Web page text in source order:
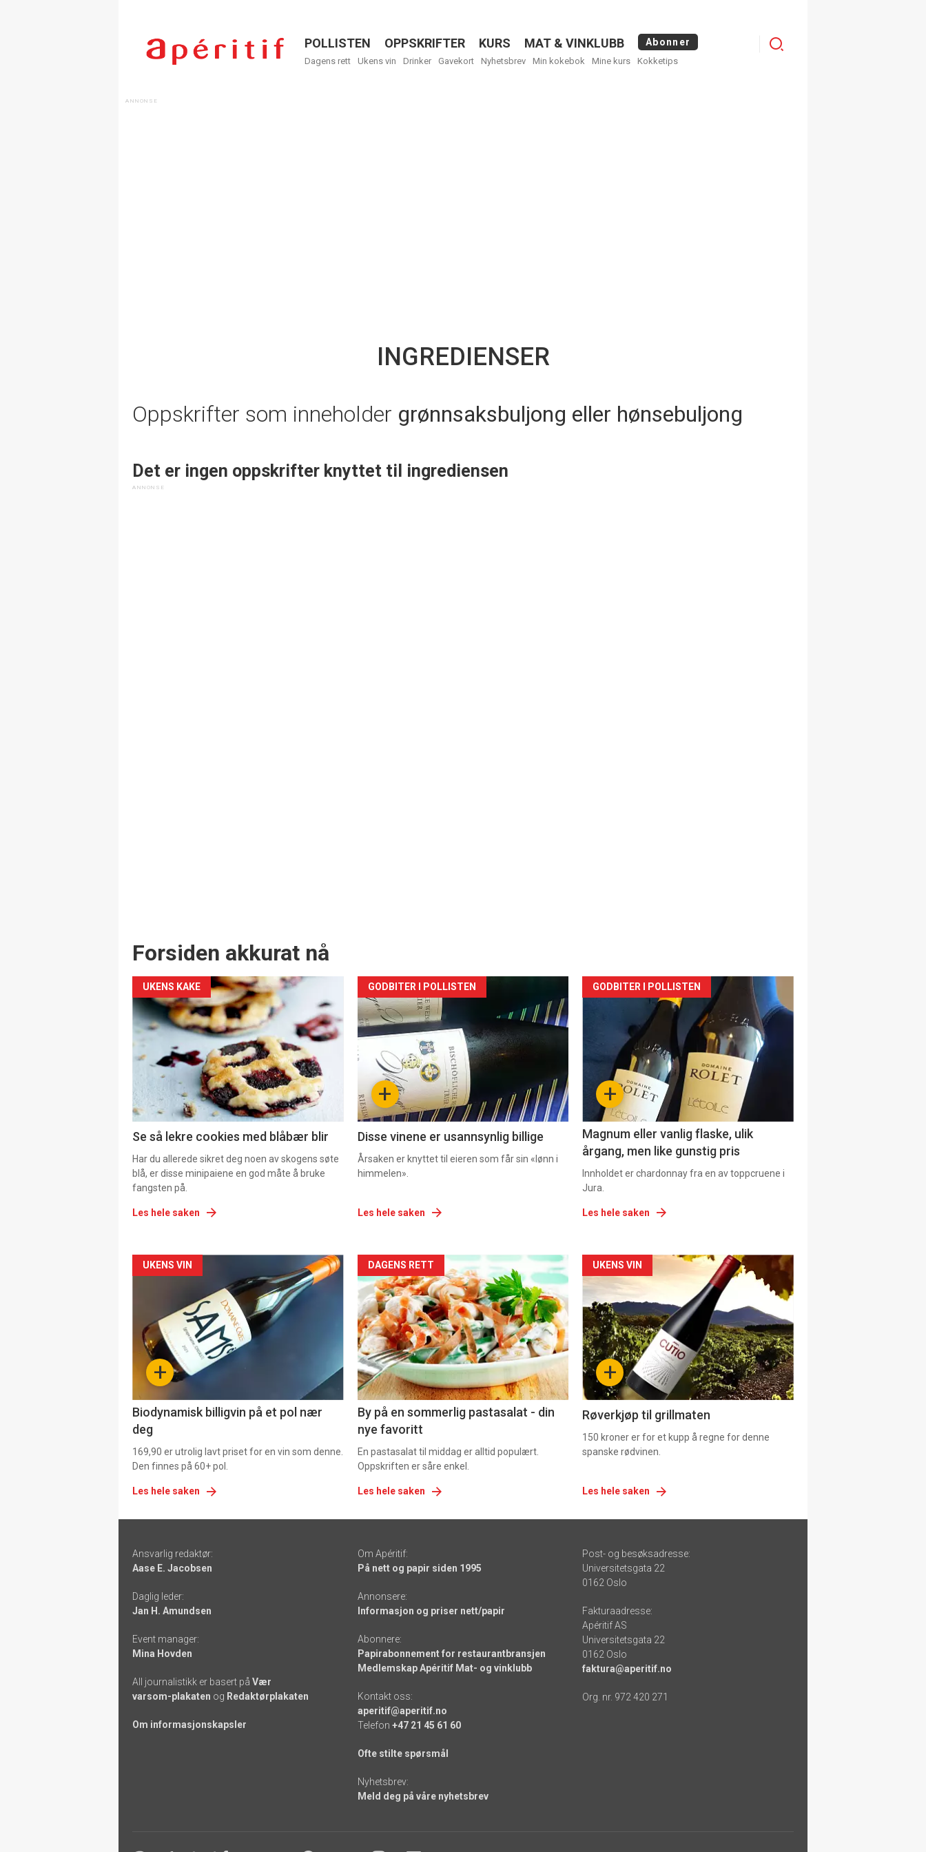
Menu
POLLISTEN OPPSKRIFTER KURS MAT & VINKLUBB Abonner
Dagens rett Ukens vin Drinker Gavekort Nyhetsbrev Min kokebok Mine kurs Kokketips
Logg
INGREDIENSER
Oppskrifter som inneholder grønnsaksbuljong eller hønsebuljong
Det er ingen oppskrifter knyttet til ingrediensen
Forsiden akkurat nå
UKENS KAKE
Se så lekre cookies med blåbær blir
Har du allerede sikret deg noen av skogens søte
blå, er disse minipaiene en god måte å bruke
fangsten på.
Les hele saken
Forsiden
akkurat
nå
2 +
GODBITER I POLLISTEN
Disse vinene er usannsynlig billige
Årsaken er knyttet til eieren som får sin «lønn i
himmelen».
Les hele saken
Forsiden
akkurat
nå
+
GODBITER I POLLISTEN
Magnum eller vanlig flaske, ulik
årgang, men like gunstig pris
Innholdet er chardonnay fra en av toppcruene i
Jura.
Les hele saken
Forsiden
akkurat
nå
-
+
UKENS VIN
Biodynamisk billigvin på et pol nær
deg
169,90 er utrolig lavt priset for en vin som denne.
Den finnes på 60+ pol.
Les hele saken
Forsiden
akkurat
nå
-
5
DAGENS RETT
By på en sommerlig pastasalat - din
nye favoritt
En pastasalat til middag er alltid populært.
Oppskriften er såre enkel.
Les hele saken
Forsiden
akkurat
nå
-
6 +
UKENS VIN
Røverkjøp til grillmaten
150 kroner er for et kupp å regne for denne
spanske rødvinen.
Les hele saken
-
links
Ansvarlig redaktør:
Aase E. Jacobsen
Daglig leder:
Jan H. Amundsen
Event manager:
Mina Hovden
All journalistikk er basert på Vær
varsom-plakaten og Redaktørplakaten
Om informasjonskapsler
Om Apéritif:
På nett og papir siden 1995
Annonsere:
Informasjon og priser nett/papir
Abonnere:
Papirabonnement for restaurantbransjen
Medlemskap Apéritif Mat- og vinklubb
Kontakt oss:
aperitif@aperitif.no
Telefon +47 21 45 61 60
Ofte stilte spørsmål
Nyhetsbrev:
Meld deg på våre nyhetsbrev
Post- og besøksadresse:
Universitetsgata 22
0162 Oslo
Fakturaadresse:
Apéritif AS
Universitetsgata 22
0162 Oslo
faktura@aperitif.no
Org. nr. 972 420 271
Footer